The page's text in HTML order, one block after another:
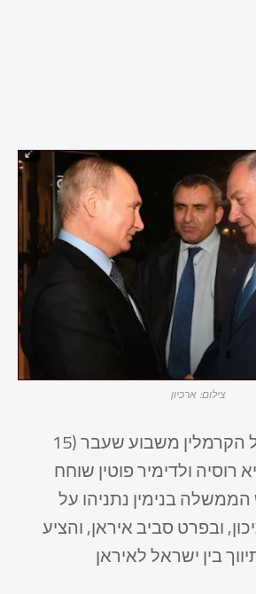
צילום: ארכיון
הודעה רשמית של הקרמלין משבוע שעבר (15
נשיא רוסיה ולדימיר פוטין שוחח
בנימין נתניהו על
ובפרט סביב איראן, והציע
בין ישראל לאיראן